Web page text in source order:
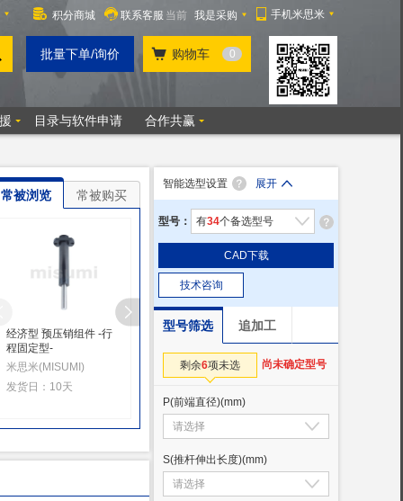
常被浏览 常被购买
经济型 预压销组件 -行
程固定型-
米思米(MISUMI)
发货日：10天
预压销组件 -带锁定装
米思米(MISUMI)
发货日：9天起
发货日：9天起
智能选型设置 展开
型号： 有34个备选型号
CAD下载
技术咨询
型号筛选 追加工
剩余6项未选 尚未确定型号
P(前端直径)(mm)
S(推杆伸出长度)(mm)